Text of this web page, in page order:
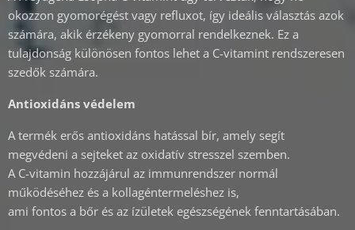
okozzon gyomorégést vagy refluxot, így ideális választás azok
számára, akik érzékeny gyomorral rendelkeznek. Ez a
tulajdonság különösen fontos lehet a C-vitamint rendszeresen
szedők számára.
Antioxidáns védelem
A termék erős antioxidáns hatással bír, amely segít
megvédeni a sejteket az oxidatív stresszel szemben.
A C-vitamin hozzájárul az immunrendszer normál
működéséhez és a kollagéntermeléshez is,
ami fontos a bőr és az ízületek egészségének fenntartásában.